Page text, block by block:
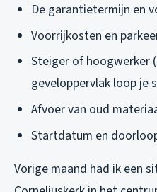
De garantietermijn en
Voorrijkosten en
Steiger of hoogwerker
geveloppervlak loop je
Afvoer van oud
Startdatum en
Vorige maand had ik een